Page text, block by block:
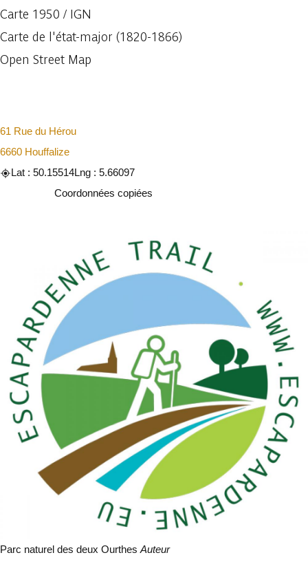
Carte 1950 / IGN
Carte de l'état-major (1820-1866)
Open Street Map
61 Rue du Hérou
6660 Houffalize
Lat : 50.15514Lng : 5.66097
Coordonnées copiées
Parc naturel des deux Ourthes Auteur